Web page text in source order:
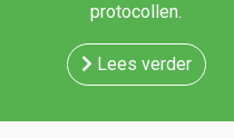
protocollen.
Lees verder